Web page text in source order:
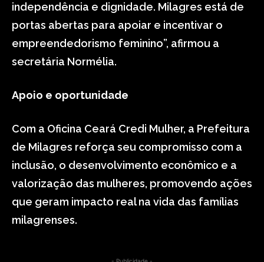
independência e dignidade. Milagres está de
portas abertas para apoiar e incentivar o
empreendedorismo feminino”, afirmou a
secretária Normélia.
Apoio e oportunidade
Com a Oficina Ceará Credi Mulher, a Prefeitura
de Milagres reforça seu compromisso com a
inclusão, o desenvolvimento econômico e a
valorização das mulheres, promovendo ações
que geram impacto real na vida das famílias
milagrenses.